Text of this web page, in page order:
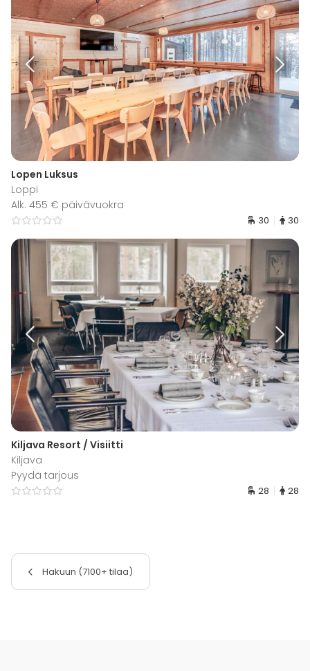
Lopen Luksus
Loppi
Alk. 455 € päivävuokra
30 30
Kiljava Resort / Visiitti
Kiljava
Pyydä tarjous
28 28
Hakuun (7100+ tilaa)